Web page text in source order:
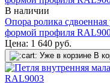
В наличии
Опора ролика
формой профиля
Цена: 1 640 руб.
Уже в корзине В